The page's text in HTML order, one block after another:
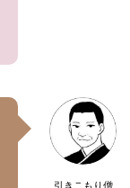
引きこもり僧